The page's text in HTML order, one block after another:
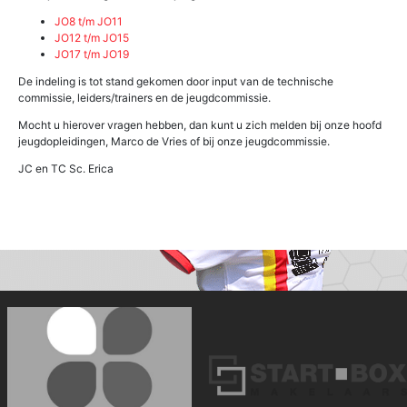
JO8 t/m JO11
JO12 t/m JO15
JO17 t/m JO19
De indeling is tot stand gekomen door input van de technische
commissie, leiders/trainers en de jeugdcommissie.
Mocht u hierover vragen hebben, dan kunt u zich melden bij onze hoofd
jeugdopleidingen, Marco de Vries of bij onze jeugdcommissie.
JC en TC Sc. Erica